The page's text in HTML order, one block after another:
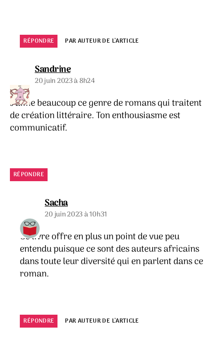
RÉPONDRE PAR AUTEUR DE L’ARTICLE
Sandrinedit :
20 juin 2023 à 8h24
J’aime beaucoup ce genre de romans qui traitent
de création littéraire. Ton enthousiasme est
communicatif.
RÉPONDRE
Sachadit :
20 juin 2023 à 10h31
Ce livre offre en plus un point de vue peu
entendu puisque ce sont des auteurs africains
dans toute leur diversité qui en parlent dans ce
roman.
RÉPONDRE PAR AUTEUR DE L’ARTICLE